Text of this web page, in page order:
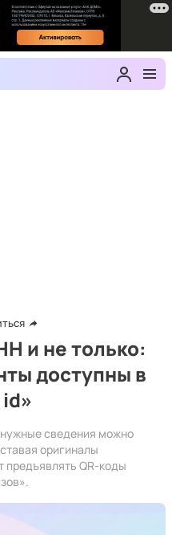
и не только:
доступны в
сведения можно
оригиналы
предъявлять QR-коды